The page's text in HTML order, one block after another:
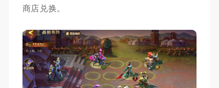
商店兑换。